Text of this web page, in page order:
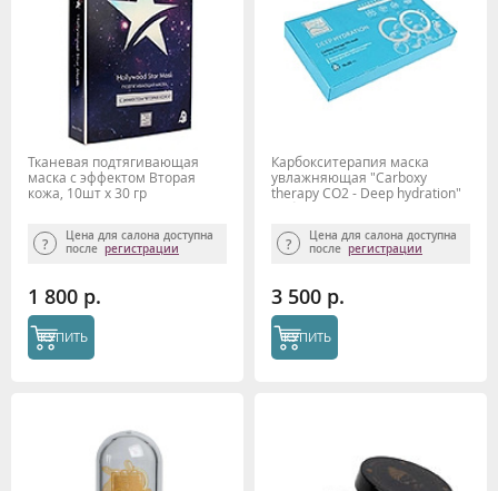
Тканевая подтягивающая
маска с эффектом Вторая
кожа, 10шт х 30 гр
Цена для салона доступна
после регистрации
1 800 р.
КУПИТЬ
Карбокситерапия маска
увлажняющая "Carboxy
therapy CO2 - Deep hydration"
набор 10шт x 30 мл Beauty
Цена для салона доступна
после регистрации
3 500 р.
КУПИТЬ